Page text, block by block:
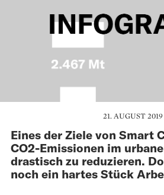
21. AUGUST 2019
Eines der Ziele von Smart
CO2-Emissionen im
drastisch zu reduzieren.
noch ein hartes Stück